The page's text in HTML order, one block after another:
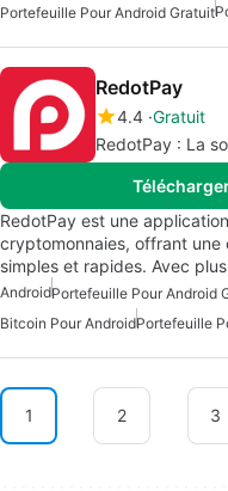
Portefeuille Pour Android Gratuit
RedotPay
4.4 Gratuit
RedotPay : La
RedotPay est une
cryptomonnaies, offrant
simples et rapides. Avec
AndroidPortefeuille Pour Android
Bitcoin Pour AndroidPortefeuille
1 2 3